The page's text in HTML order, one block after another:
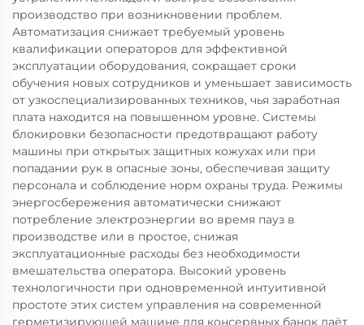
производство при возникновении проблем.
Автоматизация снижает требуемый уровень
квалификации операторов для эффективной
эксплуатации оборудования, сокращает сроки
обучения новых сотрудников и уменьшает зависимость
от узкоспециализированных техников, чья заработная
плата находится на повышенном уровне. Системы
блокировки безопасности предотвращают работу
машины при открытых защитных кожухах или при
попадании рук в опасные зоны, обеспечивая защиту
персонала и соблюдение норм охраны труда. Режимы
энергосбережения автоматически снижают
потребление электроэнергии во время пауз в
производстве или в простое, снижая
эксплуатационные расходы без необходимости
вмешательства оператора. Высокий уровень
технологичности при одновременной интуитивной
простоте этих систем управления на современной
герметизирующей машине для консервных банок даёт